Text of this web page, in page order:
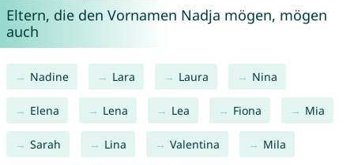
Eltern, die den Vornamen Nadja mögen, mögen
auch
Nadine Lara Laura Nina
Elena Lena Lea Fiona Mia
Sarah Lina Valentina Mila